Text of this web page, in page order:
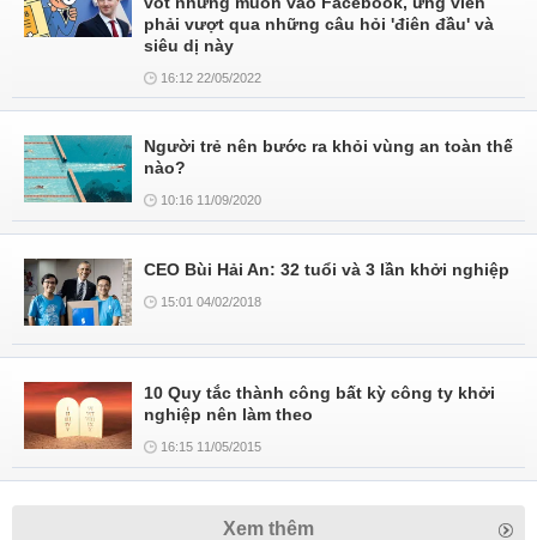
phải vượt qua những câu hỏi 'điên đầu' và
siêu dị này
16:12 22/05/2022
Người trẻ nên bước ra khỏi vùng an toàn thế
nào?
10:16 11/09/2020
CEO Bùi Hải An: 32 tuổi và 3 lần khởi nghiệp
15:01 04/02/2018
10 Quy tắc thành công bất kỳ công ty khởi
nghiệp nên làm theo
16:15 11/05/2015
Xem thêm